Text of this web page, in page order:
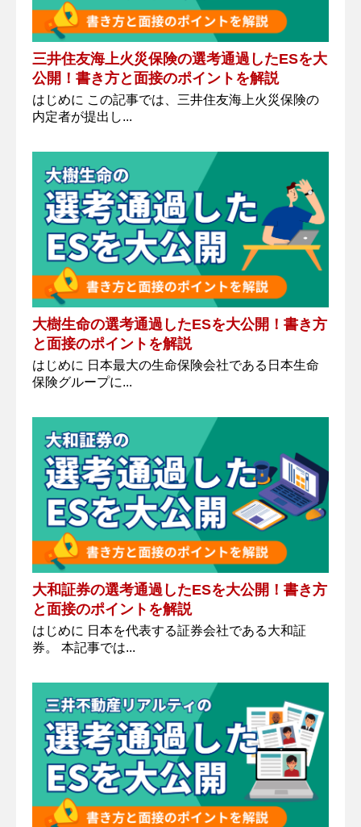
三井住友海上火災保険の選考通過したESを大
公開！書き方と面接のポイントを解説
はじめに この記事では、三井住友海上火災保険の
内定者が提出し...
大樹生命の選考通過したESを大公開！書き方
と面接のポイントを解説
はじめに 日本最大の生命保険会社である日本生命
保険グループに...
大和証券の選考通過したESを大公開！書き方
と面接のポイントを解説
はじめに 日本を代表する証券会社である大和証
券。 本記事では...